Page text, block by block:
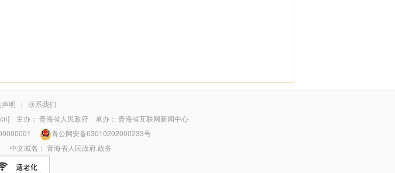
声明 | 联系我们
主办： 青海省人民政府 承办： 青海省互联网新闻中心
青公网安备63010202000233号
文域名： 青海省人民政府.政务